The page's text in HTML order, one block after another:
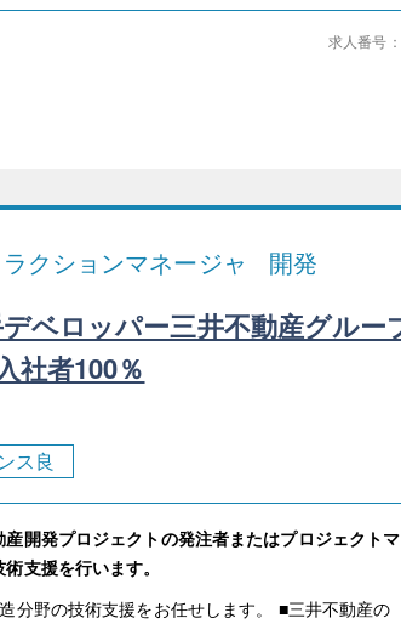
求人番号
クションマネージャ 開発
ベロッパー三井不動産グルー
社者100％
ス良
開発プロジェクトの発注者またはプロジェクトマ
支援を行います。
分野の技術支援をお任せします。 ■三井不動産の